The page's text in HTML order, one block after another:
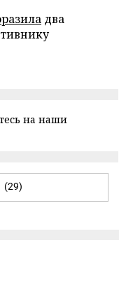
два
на наши
(29)